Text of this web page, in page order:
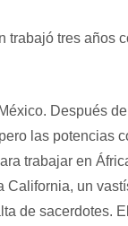
trabajó tres años
Después
las potencias
trabajar en
California, un
de sacerdotes.